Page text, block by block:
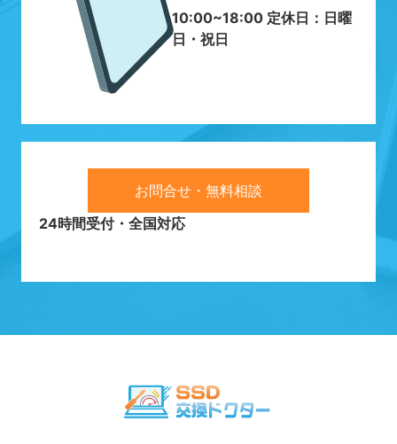
10:00~18:00 定休日：日曜
日・祝日
お問合せ・無料相談
24時間受付・全国対応